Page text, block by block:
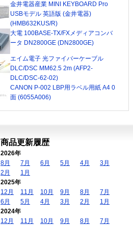
金井電器産業 MINI KEYBOARD Pro
USBモデル 英語版 (金井電器)
(HMB632KUS/R)
大電 100BASE-TX/FXメディアコンバ
ータ DN2800GE (DN2800GE)
エイム電子 光ファイバーケーブル
DLC/DSC MM62.5 2m (AFP2-
DLC/DSC-62-02)
CANON P-002 LBP用ラベル用紙 A4 0
面 (6055A006)
商品更新履歴
2026年
8月
7月 6月 5月 4月
3月
2月
1月
2025年
12月
11月 10月 9月 8月
7月
6月
5月 4月 3月 2月
1月
2024年
12月
11月 10月 9月 8月
7月